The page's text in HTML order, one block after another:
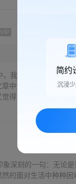
可。一间卧室。一份
，我们会不自觉的失
中说：活出自我是
得认知混乱，对啊！
是有规律的啊，可以
象深刻的一句：无论
的面对生活中种种困
简约
沉浸